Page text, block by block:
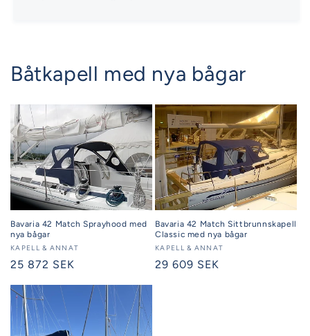
Båtkapell med nya bågar
Bavaria 42 Match Sprayhood med
nya bågar
Säljare:
KAPELL & ANNAT
Ordinarie
25 872 SEK
Bavaria 42 Match Sittbrunnskapell
Classic med nya bågar
Säljare:
KAPELL & ANNAT
Ordinarie
29 609 SEK